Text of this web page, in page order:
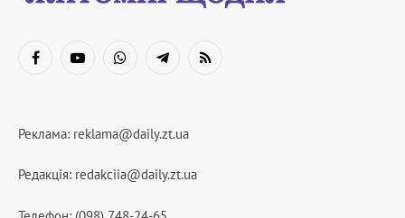
FacebookYouTubeWhatsAppTelegramRSS
Реклама: reklama@daily.zt.ua
Редакція: redakciia@daily.zt.ua